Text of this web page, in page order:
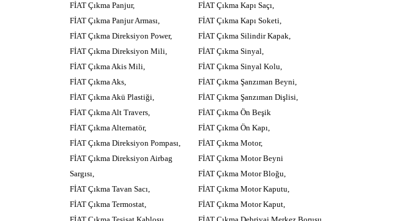
FİAT Çıkma Panjur,
FİAT Çıkma Panjur Arması,
FİAT Çıkma Direksiyon Power,
FİAT Çıkma Direksiyon Mili,
FİAT Çıkma Akis Mili,
FİAT Çıkma Aks,
FİAT Çıkma Akü Plastiği,
FİAT Çıkma Alt Travers,
FİAT Çıkma Alternatör,
FİAT Çıkma Direksiyon Pompası,
FİAT Çıkma Direksiyon Airbag
Sargısı,
FİAT Çıkma Tavan Sacı,
FİAT Çıkma Termostat,
FİAT Çıkma Kapı Saçı,
FİAT Çıkma Kapı Soketi,
FİAT Çıkma Silindir Kapak,
FİAT Çıkma Sinyal,
FİAT Çıkma Sinyal Kolu,
FİAT Çıkma Şanzıman Beyni,
FİAT Çıkma Şanzıman Dişlisi,
FİAT Çıkma Ön Beşik
FİAT Çıkma Ön Kapı,
FİAT Çıkma Motor,
FİAT Çıkma Motor Beyni
FİAT Çıkma Motor Bloğu,
FİAT Çıkma Motor Kaputu,
FİAT Çıkma Motor Kaput,